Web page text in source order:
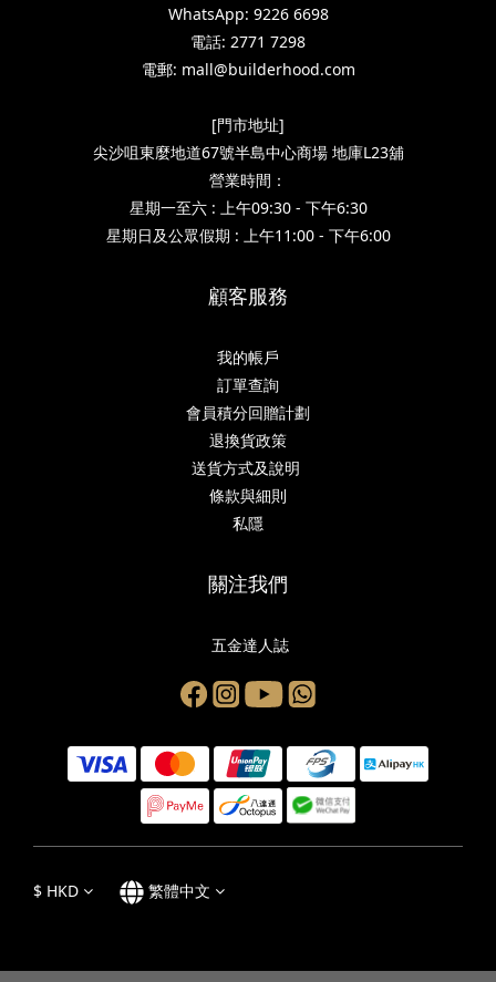
WhatsApp: 9226 6698
電話: 2771 7298
電郵: mall@builderhood.com
[門市地址]
尖沙咀東麼地道67號半島中心商場 地庫L23舖
營業時間：
星期一至六 : 上午09:30 - 下午6:30
星期日及公眾假期 : 上午11:00 - 下午6:00
顧客服務
我的帳戶
訂單查詢
會員積分回贈計劃
退換貨政策
送貨方式及說明
條款與細則
私隱
關注我們
五金達人誌
$ HKD 繁體中文